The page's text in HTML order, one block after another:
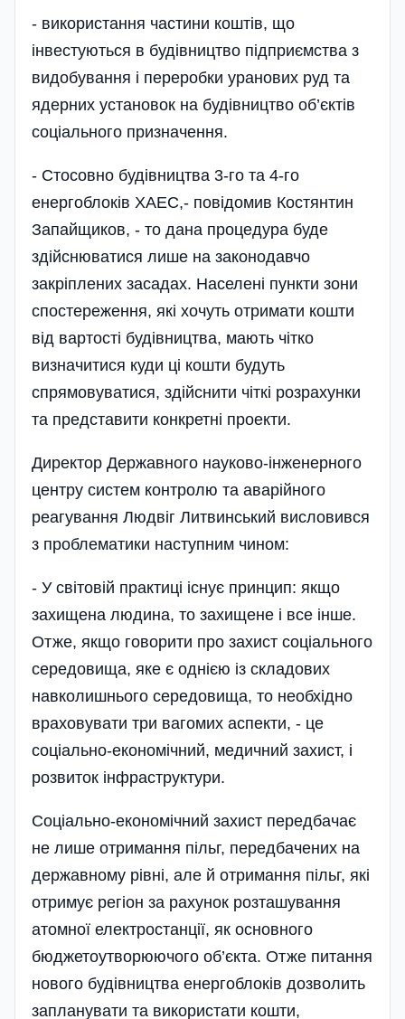
- використання частини коштів, що
інвестуються в будівництво підприємства з
видобування і переробки уранових руд та
ядерних установок на будівництво об’єктів
соціального призначення.
- Стосовно будівництва 3-го та 4-го
енергоблоків ХАЕС,- повідомив Костянтин
Запайщиков, - то дана процедура буде
здійснюватися лише на законодавчо
закріплених засадах. Населені пункти зони
спостереження, які хочуть отримати кошти
від вартості будівництва, мають чітко
визначитися куди ці кошти будуть
спрямовуватися, здійснити чіткі розрахунки
та представити конкретні проекти.
Директор Державного науково-інженерного
центру систем контролю та аварійного
реагування Людвіг Литвинський висловився
з проблематики наступним чином:
- У світовій практиці існує принцип: якщо
захищена людина, то захищене і все інше.
Отже, якщо говорити про захист соціального
середовища, яке є однією із складових
навколишнього середовища, то необхідно
враховувати три вагомих аспекти, - це
соціально-економічний, медичний захист, і
розвиток інфраструктури.
Соціально-економічний захист передбачає
не лише отримання пільг, передбачених на
державному рівні, але й отримання пільг, які
отримує регіон за рахунок розташування
атомної електростанції, як основного
бюджетоутворюючого об’єкта. Отже питання
нового будівництва енергоблоків дозволить
запланувати та використати кошти,